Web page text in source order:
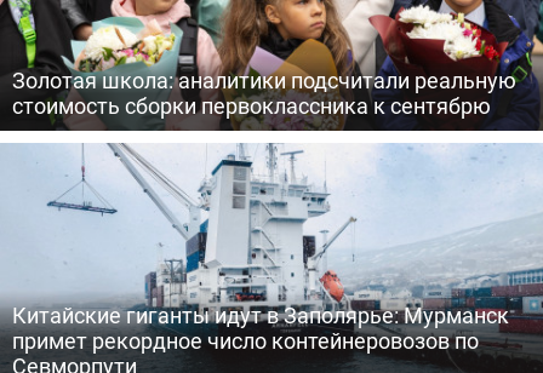
Золотая школа: аналитики подсчитали реальную
стоимость сборки первоклассника к сентябрю
Китайские гиганты идут в Заполярье: Мурманск
примет рекордное число контейнеровозов по
Севморпути